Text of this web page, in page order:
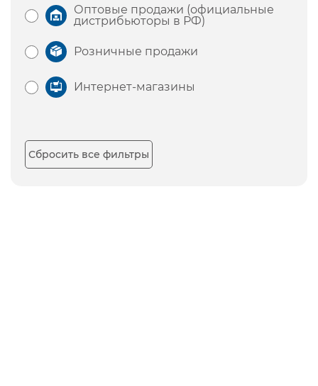
Оптовые продажи (официальные
дистрибьюторы в РФ)
Розничные продажи
Интернет-магазины
Сбросить все фильтры